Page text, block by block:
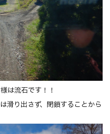
は流石です！！
滑り出さず、閉鎖することから